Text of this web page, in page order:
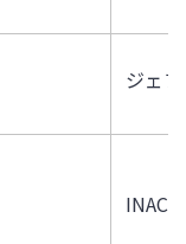
ジェ
INAC